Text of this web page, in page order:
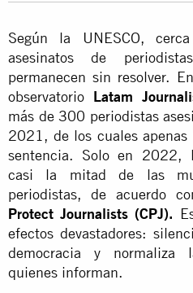
Según la UNESCO,
asesinatos de
permanecen sin resolver.
observatorio Latam
más de 300 periodistas
2021, de los cuales
sentencia. Solo en 2022,
casi la mitad de las
periodistas, de acuerdo
Protect Journalists (CPJ).
efectos devastadores:
democracia y normaliza
quienes informan.